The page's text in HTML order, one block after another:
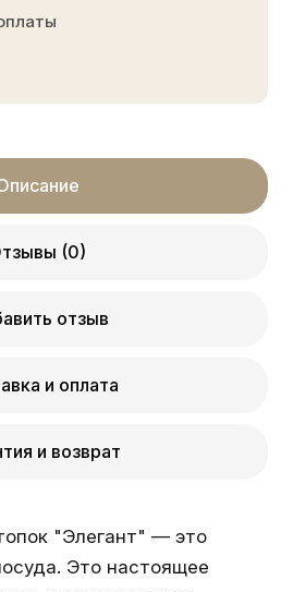
(0)
отзыв
и оплата
и возврат
"Элегант" — это
Это настоящее